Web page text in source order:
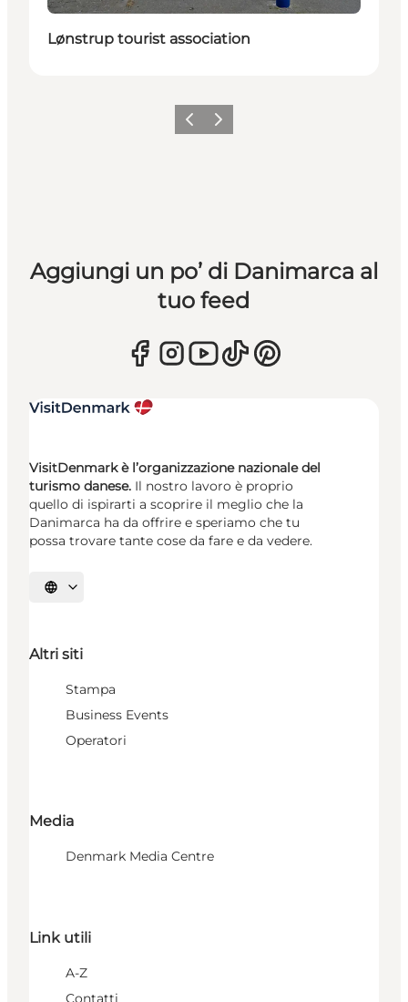
Lønstrup tourist association
Precedente
Avanti
Aggiungi un po’ di Danimarca al
tuo feed
VisitDenmark è l’organizzazione nazionale del
turismo danese. Il nostro lavoro è proprio
quello di ispirarti a scoprire il meglio che la
Danimarca ha da offrire e speriamo che tu
possa trovare tante cose da fare e da vedere.
Seleziona la lingua
Altri siti
Stampa
Business Events
Operatori
Media
Denmark Media Centre
Link utili
A-Z
Contatti